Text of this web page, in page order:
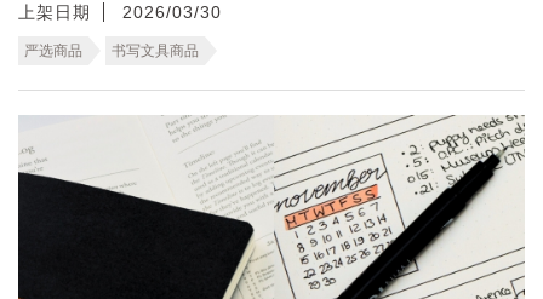
上架日期 2026/03/30
严选商品 书写文具商品